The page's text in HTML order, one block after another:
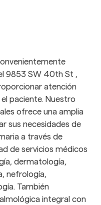
9853 SW 40th St ,
atención
paciente. Nuestro
ofrece una amplia
sus necesidades de
a través de
de servicios médicos
dermatología,
nefrología,
También
integral con